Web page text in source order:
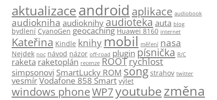
aktualizaceandroid aplikace audiobook
audiokniha audioknihy audioteka auta blog
bydlení CyanoGen geocaching Huawei 8160 internet
Kateřina Kindle knihy mobil měření nasa
Nejdek noc návod názor off-road plugin písnička R/C
raketa raketoplán recenze ROOTrychlost
simpsonovi SmartLucky ROM song strahov twitter
vesmírVodafone 858 Smart výlet
windows phoneWP7youtubezměna